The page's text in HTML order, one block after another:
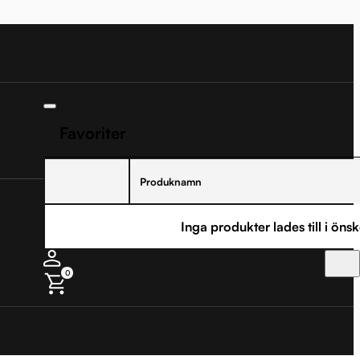
Produknamn
Inga produkter lades till i
0